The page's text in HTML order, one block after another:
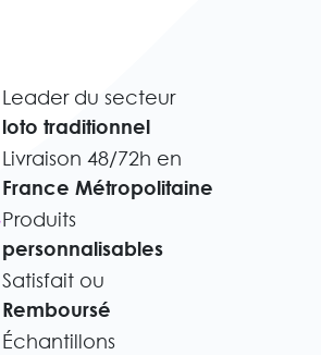
Leader du secteur
loto traditionnel
Livraison 48/72h en
France Métropolitaine
Produits
personnalisables
Satisfait ou
Remboursé
Échantillons